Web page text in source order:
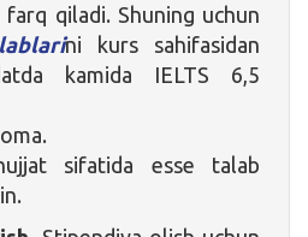
qiladi. Shuning uchun
ni kurs sahifasidan
kamida IELTS 6,5
sifatida esse talab